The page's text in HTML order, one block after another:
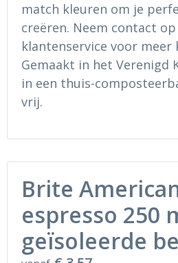
Ademhalingsbescherming
match kleuren om je
creëren. Neem contact
klantenservice voor meer
Gemaakt in het Verenigd
in een thuis-
vrij.
Brite
espresso 250
geïsoleerde